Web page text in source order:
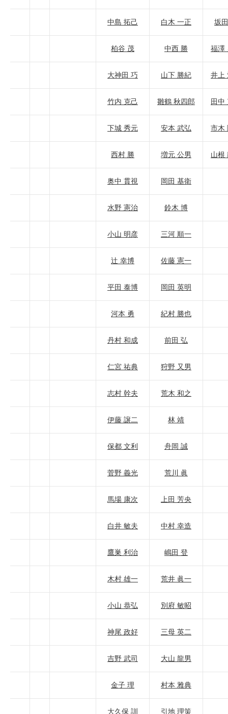
中島 拓己 白木 一正 坂
柏谷 茂 中西 勝 福澤
大神田 巧 山下 勝紀 井上
竹内 克己 雛鶴 秋四郎 田中
下城 秀元 安本 武弘 市木
西村 勝 増元 公男 山根
奥中 貫視 岡田 基衛
水野 憲治 鈴木 博
小山 明彦 三河 順一
辻 幸博 佐藤 憲一
平田 泰博 岡田 英明
河本 勇 紀村 勝也
丹村 和成 前田 弘
仁宮 祐典 狩野 又男
志村 幹夫 荒木 和之
伊藤 譲二 林 靖
保都 文利 舟岡 誠
菅野 義光 荒川 眞
馬場 康次 上田 芳央
白井 敏夫 中村 幸造
鷹巣 利治 嶋田 登
木村 雄一 荒井 眞一
小山 恭弘 別府 敏昭
神尾 政好 三母 英二
吉野 武司 大山 龍男
金子 理 村本 雅典
大久保 訓 引地 理策